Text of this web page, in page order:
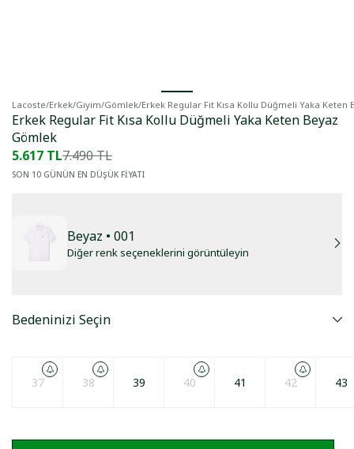
Lacoste/Erkek/Giyim/Gömlek/Erkek Regular Fit Kısa Kollu Düğmeli Yaka Keten
Erkek Regular Fit Kısa Kollu Düğmeli Yaka Keten Beyaz
Gömlek
5.617 TL7.490 TL
SON 10 GÜNÜN EN DÜŞÜK FİYATI
Beyaz • 001
Diğer renk seçeneklerini görüntüleyin
Bedeninizi Seçin
37 38 39 40 41 42 43